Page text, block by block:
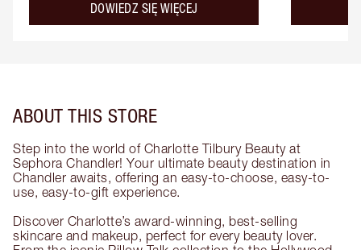
DOWIEDZ SIĘ WIĘCEJ
ABOUT THIS STORE
Step into the world of Charlotte Tilbury Beauty at
Sephora Chandler! Your ultimate beauty destination in
Chandler awaits, offering an easy-to-choose, easy-to-
use, easy-to-gift experience.
Discover Charlotte’s award-winning, best-selling
skincare and makeup, perfect for every beauty lover.